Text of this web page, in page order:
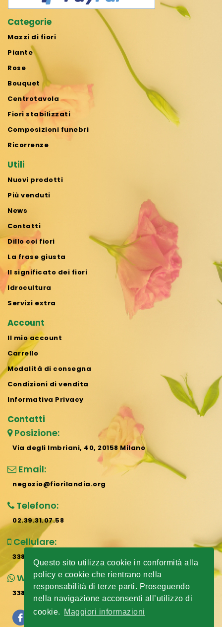
Questo sito utilizza cookie in conformità alla
policy e cookie che rientrano nella
responsabilità di terze parti. Proseguendo
nella navigazione acconsenti all’utilizzo di
cookie.
Maggiori informazioni
Categorie
Mazzi di fiori
Piante
Rose
Bouquet
Centrotavola
Fiori stabilizzati
Composizioni funebri
Ricorrenze
Utili
Nuovi prodotti
Più venduti
News
Contatti
Dillo coi fiori
La frase giusta
Il significato dei fiori
Idrocultura
Servizi extra
Account
Il mio account
Carrello
Modalità di consegna
Condizioni di vendita
Informativa Privacy
Contatti
Posizione:
Via degli Imbriani, 40, 20158 Milano
Email:
negozio@fiorilandia.org
Telefono:
02.39.31.07.58
Cellulare:
338.807.73.07
Whatsapp:
338.807.73.07